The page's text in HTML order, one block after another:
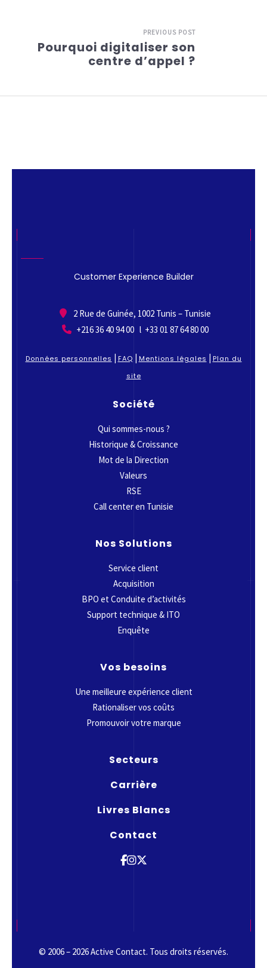
PREVIOUS POST
Pourquoi digitaliser son
centre d’appel ?
Customer Experience Builder
2 Rue de Guinée, 1002 Tunis – Tunisie
+216 36 40 94 00 l +33 01 87 64 80 00
Données personnelles | FAQ | Mentions légales | Plan du
site
Société
Qui sommes-nous ?
Historique & Croissance
Mot de la Direction
Valeurs
RSE
Call center en Tunisie
Nos Solutions
Service client
Acquisition
BPO et Conduite d’activités
Support technique & ITO
Enquête
Vos besoins
Une meilleure expérience client
Rationaliser vos coûts
Promouvoir votre marque
Secteurs
Carrière
Livres Blancs
Contact
© 2006 – 2026 Active Contact. Tous droits réservés.